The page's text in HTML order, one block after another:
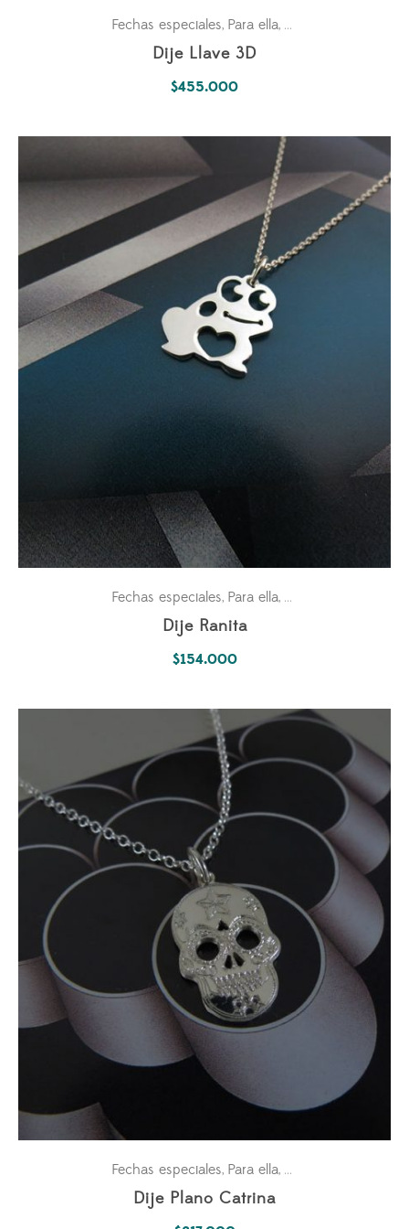
Fechas especiales, Para ella, Pasiones
Dije Llave 3D
$455.000
Fechas especiales, Para ella, Pasiones
Dije Ranita
$154.000
Fechas especiales, Para ella, Universo Fantástico
Dije Plano Catrina